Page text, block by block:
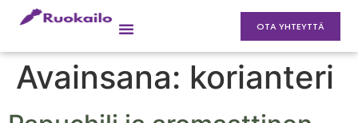
OTA YHTEYTTÄ
Avainsana: korianteri